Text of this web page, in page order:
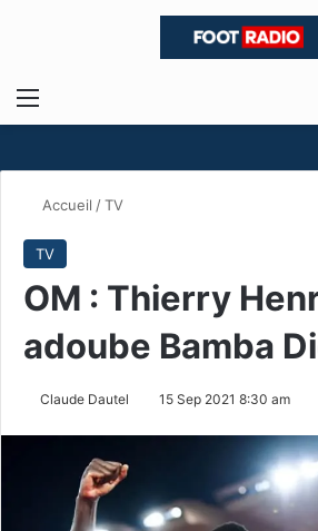
Menu
Accueil /TV
TV
OM : Thierry
adoube Bamba
Claude Dautel 15 Sep 2021 8:30 am